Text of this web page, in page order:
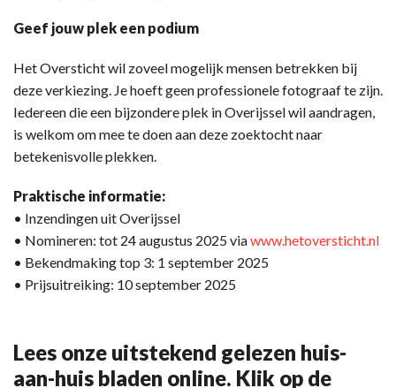
Geef jouw plek een podium
Het Oversticht wil zoveel mogelijk mensen betrekken bij
deze verkiezing. Je hoeft geen professionele fotograaf te zijn.
Iedereen die een bijzondere plek in Overijssel wil aandragen,
is welkom om mee te doen aan deze zoektocht naar
betekenisvolle plekken.
Praktische informatie:
• Inzendingen uit Overijssel
• Nomineren: tot 24 augustus 2025 viawww.hetoversticht.nl
• Bekendmaking top 3: 1 september 2025
• Prijsuitreiking: 10 september 2025
Lees onze uitstekend gelezen huis-
aan-huis bladen online. Klik op de